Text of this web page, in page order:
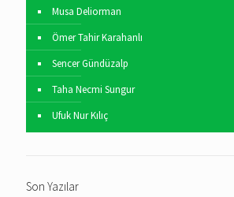
Musa Deliorman
Ömer Tahir Karahanlı
Sencer Gündüzalp
Taha Necmi Sungur
Ufuk Nur Kılıç
Son Yazılar